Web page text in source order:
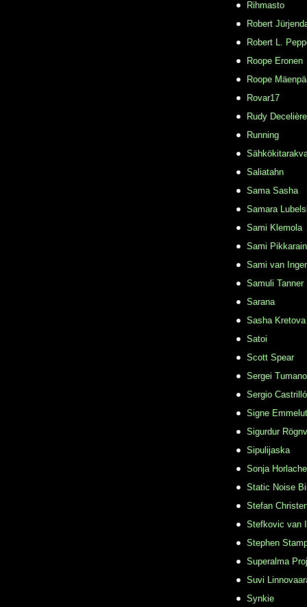
Rihmasto
Robert
Robert L.
Roope Eronen
Roope
Rovar17
Rudy Decelière
Running
Saliatahn
Sama Sasha
Samara
Sami Klemola
Sami
Sami van
Samuli Tanner
Sarana
Sasha Kretova
Satoi
Scott Spear
Sergei
Sergio
Signe
Sigurdur
Sipulijaska
Sonja
Static Noise
Stefan
Stefkovic van
Stephen
Superalma
Suvi
Synkie